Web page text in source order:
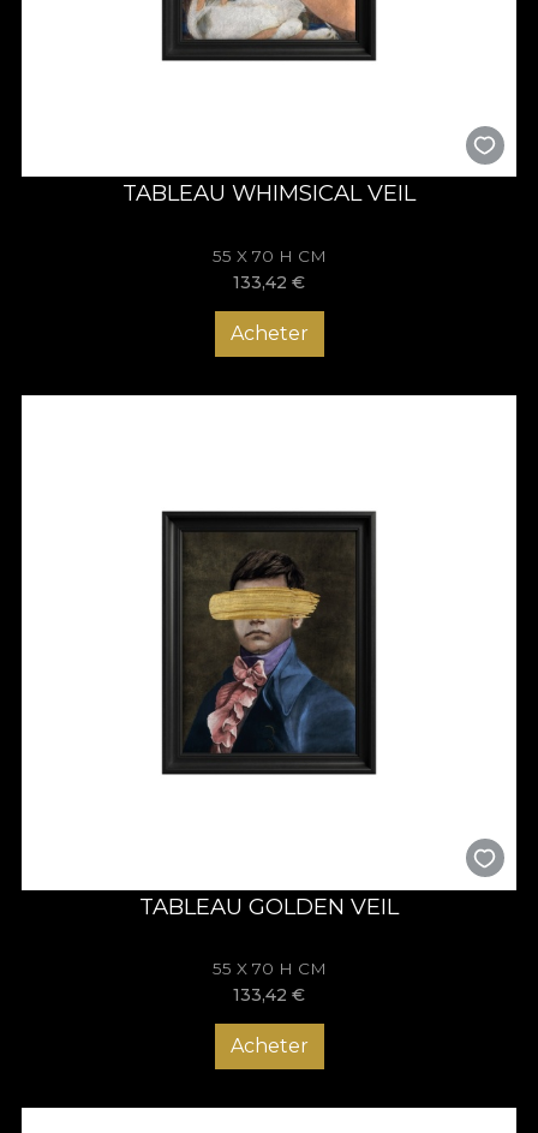
TABLEAU WHIMSICAL VEIL
55 X 70 H CM
133,42 €
Acheter
TABLEAU GOLDEN VEIL
55 X 70 H CM
133,42 €
Acheter